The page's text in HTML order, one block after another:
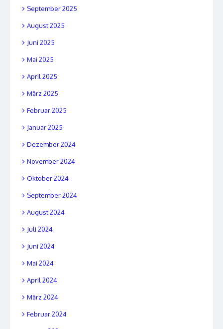
September 2025
August 2025
Juni 2025
Mai 2025
April 2025
März 2025
Februar 2025
Januar 2025
Dezember 2024
November 2024
Oktober 2024
September 2024
August 2024
Juli 2024
Juni 2024
Mai 2024
April 2024
März 2024
Februar 2024